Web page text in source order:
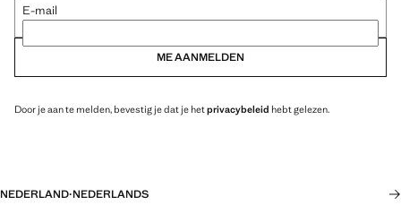
E-mail
ME AANMELDEN
Door je aan te melden, bevestig je dat je hetprivacybeleid hebt gelezen.
NEDERLAND·NEDERLANDS